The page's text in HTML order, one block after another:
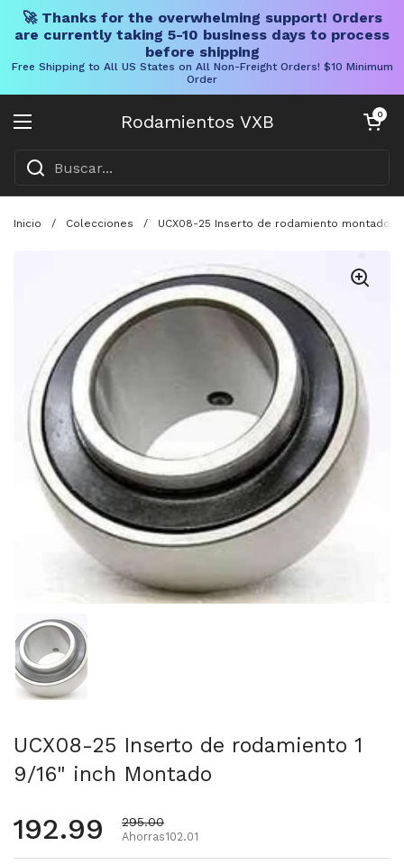
🚀 Thanks for the overwhelming support! Orders
are currently taking 5-10 business days to process
before shipping
Free Shipping to All US States on All Non-Freight Orders! $10 Minimum
Order
Rodamientos VXB
Abrir menú
Carrito0
Inicio / Colecciones / UCX08-25 Inserto de rodamiento montado
Mostrar diapositiva 1
UCX08-25 Inserto de rodamiento 1
9/16" inch Montado
Precio habitual
192.99 Precio de oferta
295.00
Ahorras102.01